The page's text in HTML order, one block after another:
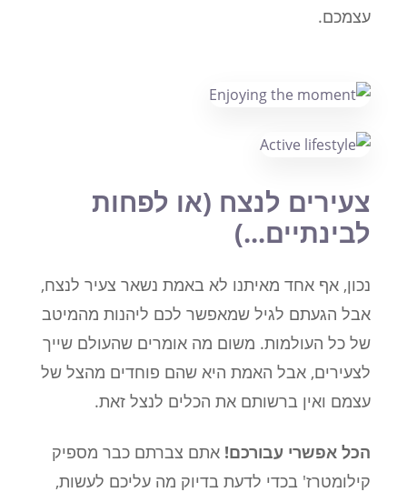
עצמכם.
צעירים לנצח (או לפחות
לבינתיים...)
נכון, אף אחד מאיתנו לא באמת נשאר צעיר לנצח,
אבל הגעתם לגיל שמאפשר לכם ליהנות מהמיטב
של כל העולמות. משום מה אומרים שהעולם שייך
לצעירים, אבל האמת היא שהם פוחדים מהצל של
עצמם ואין ברשותם את הכלים לנצל זאת.
הכל אפשרי עבורכם! אתם צברתם כבר מספיק
קילומטרז' בכדי לדעת בדיוק מה עליכם לעשות,